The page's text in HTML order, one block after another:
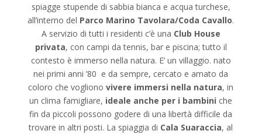
spiagge stupende di sabbia bianca e acqua turchese,
all’interno del Parco Marino Tavolara/Coda Cavallo.
A servizio di tutti i residenti c’è una Club House
privata, con campi da tennis, bar e piscina; tutto il
contesto è immerso nella natura. E’ un villaggio. nato
nei primi anni ’80 e da sempre, cercato e amato da
coloro che voglionovivere immersi nella natura, in
un clima famigliare, ideale anche per i bambini che
fin da piccoli possono godere di una libertà difficile da
trovare in altri posti. La spiaggia di Cala Suaraccia, al